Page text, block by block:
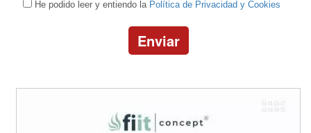
He podido leer y entiendo la Política de Privacidad y Cookies
Enviar